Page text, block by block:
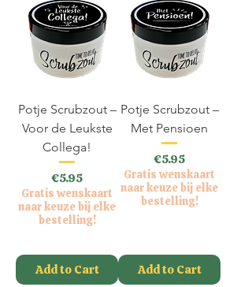
Potje Scrubzout –
Voor de Leukste
Collega!
Price
€5.95
Gratis wenskaart
naar keuze bij elke
bestelling!
Add to Cart
Potje Scrubzout –
Met Pensioen
Price
€5.95
Gratis wenskaart
naar keuze bij elke
bestelling!
Add to Cart